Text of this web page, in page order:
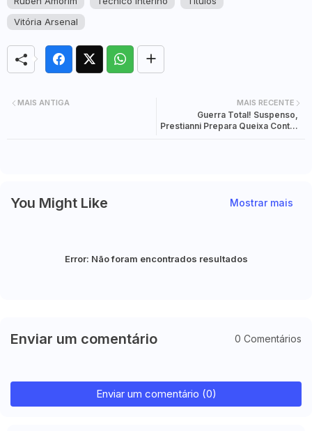
Vitória Arsenal
MAIS RECENTE
Guerra Total! Suspenso,
Prestianni Prepara Queixa Contra
MAIS ANTIGA
You Might Like Mostrar mais
Error: Não foram encontrados resultados
Enviar um comentário 0 Comentários
Enviar um comentário (0)